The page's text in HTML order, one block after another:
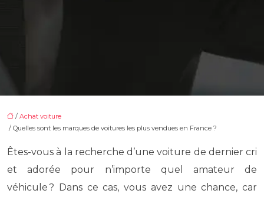
/ Achat voiture
/ Quelles sont les marques de voitures les plus vendues en France ?
Êtes-vous à la recherche d’une voiture de dernier cri
et adorée pour n’importe quel amateur de
véhicule ? Dans ce cas, vous avez une chance, car